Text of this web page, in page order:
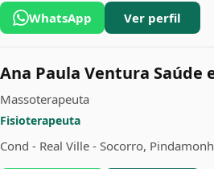
WhatsApp Ver perfil
Ana Paula Ventura Saúde
Massoterapeuta
Fisioterapeuta
Cond - Real Ville - Socorro,